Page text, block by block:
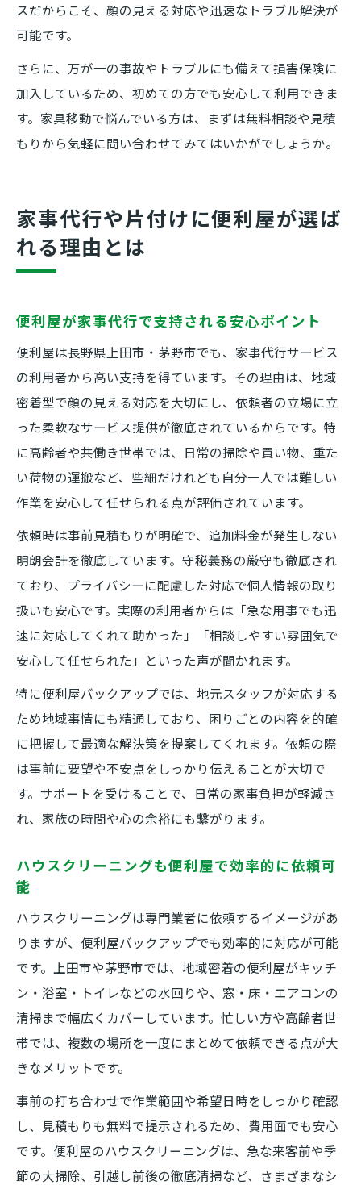
スだからこそ、顔の見える対応や迅速なトラブル解決が
可能です。
さらに、万が一の事故やトラブルにも備えて損害保険に
加入しているため、初めての方でも安心して利用できま
す。家具移動で悩んでいる方は、まずは無料相談や見積
もりから気軽に問い合わせてみてはいかがでしょうか。
家事代行や片付けに便利屋が選ば
れる理由とは
便利屋が家事代行で支持される安心ポイント
便利屋は長野県上田市・茅野市でも、家事代行サービス
の利用者から高い支持を得ています。その理由は、地域
密着型で顔の見える対応を大切にし、依頼者の立場に立
った柔軟なサービス提供が徹底されているからです。特
に高齢者や共働き世帯では、日常の掃除や買い物、重た
い荷物の運搬など、些細だけれども自分一人では難しい
作業を安心して任せられる点が評価されています。
依頼時は事前見積もりが明確で、追加料金が発生しない
明朗会計を徹底しています。守秘義務の厳守も徹底され
ており、プライバシーに配慮した対応で個人情報の取り
扱いも安心です。実際の利用者からは「急な用事でも迅
速に対応してくれて助かった」「相談しやすい雰囲気で
安心して任せられた」といった声が聞かれます。
特に便利屋バックアップでは、地元スタッフが対応する
ため地域事情にも精通しており、困りごとの内容を的確
に把握して最適な解決策を提案してくれます。依頼の際
は事前に要望や不安点をしっかり伝えることが大切で
す。サポートを受けることで、日常の家事負担が軽減さ
れ、家族の時間や心の余裕にも繋がります。
ハウスクリーニングも便利屋で効率的に依頼可
能
ハウスクリーニングは専門業者に依頼するイメージがあ
りますが、便利屋バックアップでも効率的に対応が可能
です。上田市や茅野市では、地域密着の便利屋がキッチ
ン・浴室・トイレなどの水回りや、窓・床・エアコンの
清掃まで幅広くカバーしています。忙しい方や高齢者世
帯では、複数の場所を一度にまとめて依頼できる点が大
きなメリットです。
事前の打ち合わせで作業範囲や希望日時をしっかり確認
し、見積もりも無料で提示されるため、費用面でも安心
です。便利屋のハウスクリーニングは、急な来客前や季
節の大掃除、引越し前後の徹底清掃など、さまざまなシ